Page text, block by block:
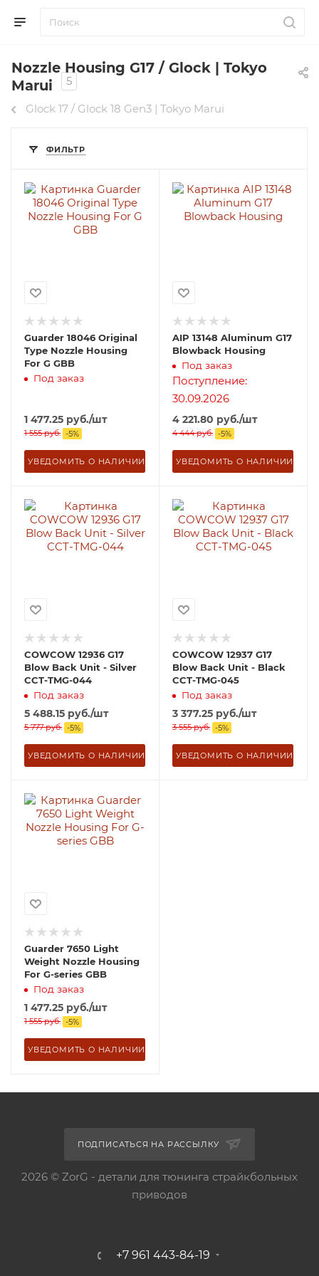
Nozzle Housing G17 / Glock | Tokyo
Marui
5
Glock 17 / Glock 18 Gen3 | Tokyo Marui
ФИЛЬТР
Guarder 18046 Original
Type Nozzle Housing
For G GBB
Под заказ
1 477.25 руб./шт
1 555руб. -5%
УВЕДОМИТЬ О НАЛИЧИИ
AIP 13148 Aluminum G17
Blowback Housing
Под заказ
Поступление:
30.09.2026
4 221.80 руб./шт
4 444руб. -5%
УВЕДОМИТЬ О НАЛИЧИИ
COWCOW 12936 G17
Blow Back Unit - Silver
CCT-TMG-044
Под заказ
5 488.15 руб./шт
5 777руб. -5%
УВЕДОМИТЬ О НАЛИЧИИ
COWCOW 12937 G17
Blow Back Unit - Black
CCT-TMG-045
Под заказ
3 377.25 руб./шт
3 555руб. -5%
УВЕДОМИТЬ О НАЛИЧИИ
Guarder 7650 Light
Weight Nozzle Housing
For G-series GBB
Под заказ
1 477.25 руб./шт
1 555руб. -5%
УВЕДОМИТЬ О НАЛИЧИИ
ПОДПИСАТЬСЯ НА РАССЫЛКУ
2026 © ZorG - детали для тюнинга страйкбольных
приводов
+7 961 443-84-19